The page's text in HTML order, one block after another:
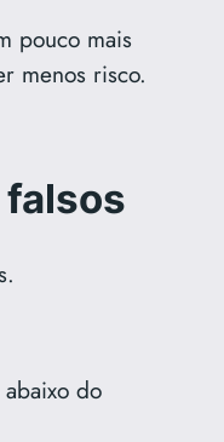
pouco mais
menos risco.
do